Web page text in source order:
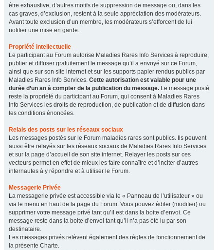
être exhaustive, d’autres motifs de suppression de message ou, dans les
cas graves, d’exclusion, restent à la seule appréciation des modérateurs.
Avant toute exclusion d’un membre, les modérateurs s’efforcent de lui
notifier une mise en garde.
Propriété intellectuelle
Le participant au Forum autorise Maladies Rares Info Services à reproduire,
publier et diffuser gratuitement le message qu’il a envoyé sur ce Forum,
ainsi que sur son site internet et sur les supports papier rendus publics par
Maladies Rares Info Services. Cette autorisation est valable pour une
durée d’un an à compter de la publication du message. Le message posté
reste la propriété du participant au Forum, qui consent à Maladies Rares
Info Services les droits de reproduction, de publication et de diffusion dans
les conditions énoncées.
Relais des posts sur les réseaux sociaux
Les messages postés sur le Forum maladies rares sont publics. Ils peuvent
aussi être relayés sur les réseaux sociaux de Maladies Rares Info Services
et sur la page d’accueil de son site internet. Relayer les posts sur ces
vecteurs permet en effet de mieux les faire connaître et d’inciter d’autres
internautes à y répondre et à utiliser le Forum.
Messagerie Privée
La messagerie privée est accessible via le « Panneau de l’utilisateur » ou
via le menu en haut de la page du Forum. Vous pouvez éditer (modifier) ou
supprimer votre message privé tant qu’il est dans la boite d’envoi. Ce
message reste dans la boite d’envoi tant qu’il n’a pas été lu par son
destinataire.
Les messages privés relèvent également des règles de fonctionnement de
la présente Charte.